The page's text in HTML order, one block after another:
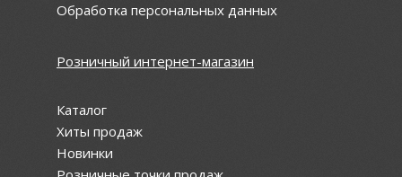
Обработка персональных данных
Розничный интернет-магазин
Каталог
Хиты продаж
Новинки